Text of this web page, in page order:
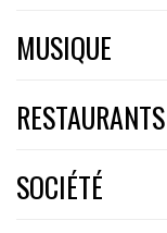
MUSIQUE
RESTAURANTS
SOCIÉTÉ